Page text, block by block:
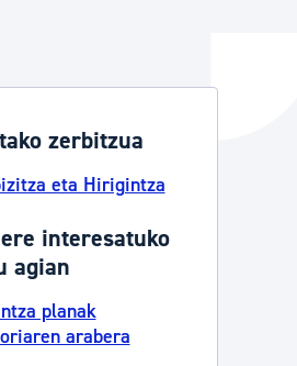
zerbitzua
eta Hirigintza
interesatuko
agian
planak
arabera